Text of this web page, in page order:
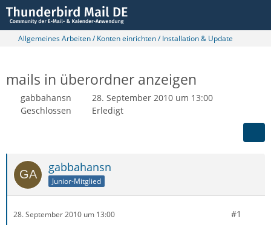
Allgemeines Arbeiten / Konten einrichten / Installation & Update
mails in überordner anzeigen
gabbahansn
28. September 2010 um 13:00
Geschlossen
Erledigt
gabbahansn
Junior-Mitglied
28. September 2010 um 13:00 #1